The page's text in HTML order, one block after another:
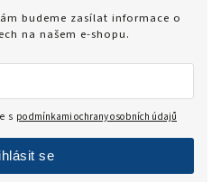
budeme zasílat informace o
na našem e-shopu.
s podmínkami ochrany osobních údajů
se